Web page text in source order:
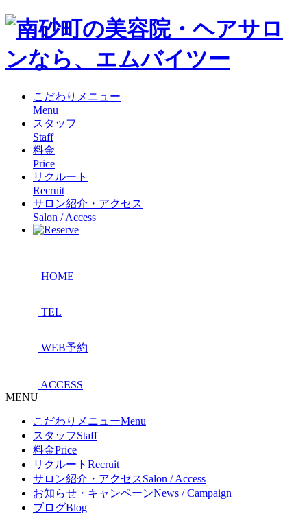
こだわりメニュー
Menu
スタッフ
Staff
料金
Price
リクルート
Recruit
サロン紹介・アクセス
Salon / Access
HOME
TEL
WEB予約
ACCESS
MENU
こだわりメニューMenu
スタッフStaff
料金Price
リクルート Recruit
サロン紹介・アクセスSalon / Access
お知らせ・キャンペーンNews / Campaign
ブログBlog